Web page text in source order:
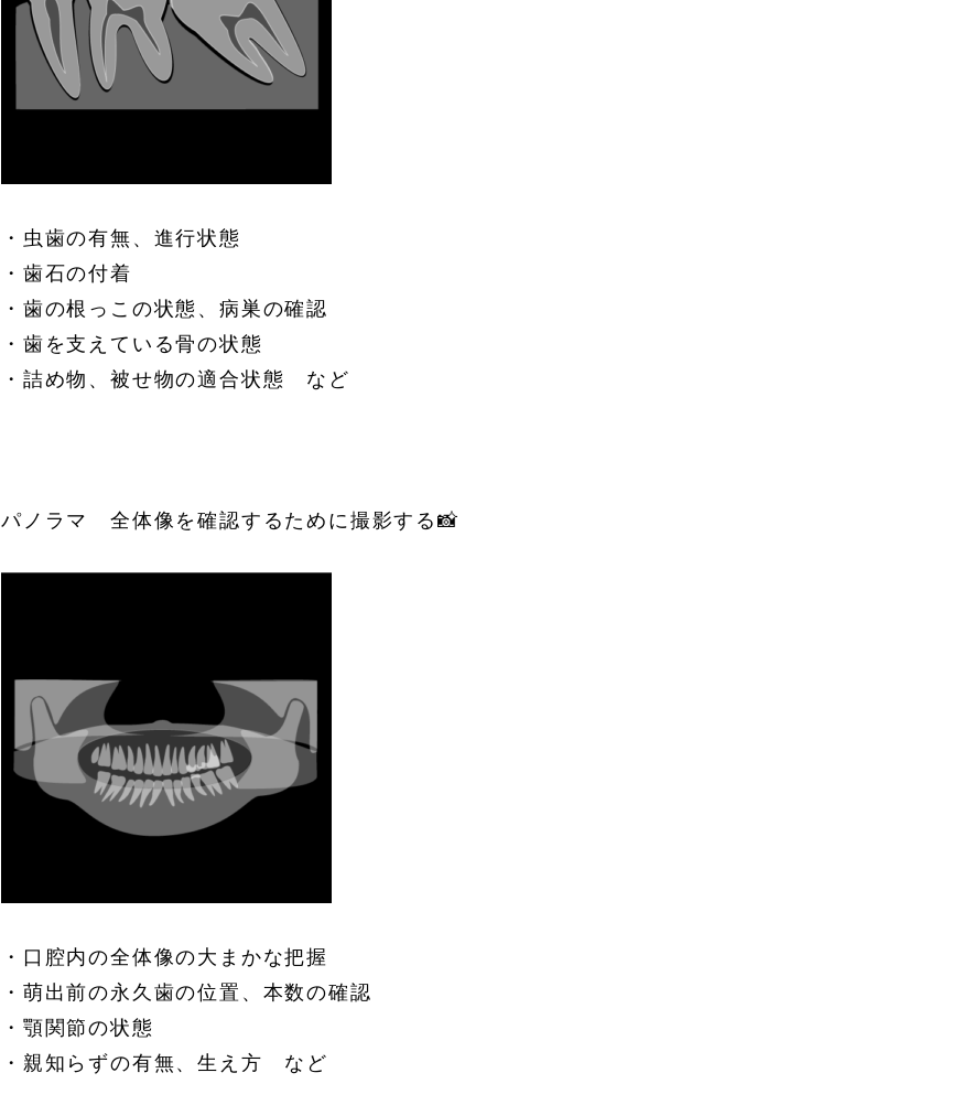
・虫歯の有無、進行状態
・歯石の付着
・歯の根っこの状態、病巣の確認
・歯を支えている骨の状態
・詰め物、被せ物の適合状態 など
パノラマ 全体像を確認するために撮影する📸
・口腔内の全体像の大まかな把握
・萌出前の永久歯の位置、本数の確認
・顎関節の状態
・親知らずの有無、生え方 など